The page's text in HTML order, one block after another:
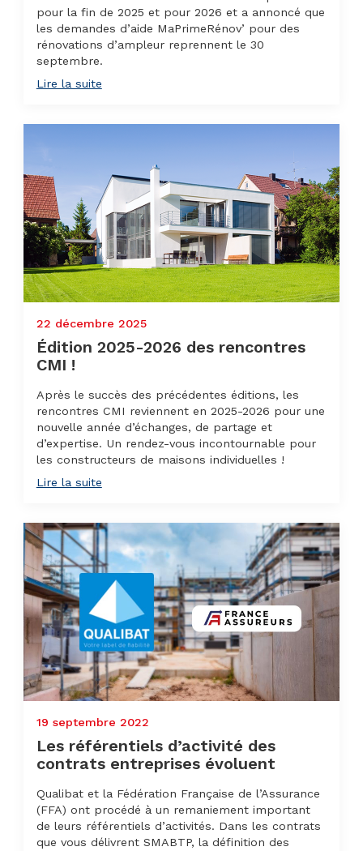
pour la fin de 2025 et pour 2026 et a annoncé que
les demandes d’aide MaPrimeRénov’ pour des
rénovations d’ampleur reprennent le 30
septembre.
Lire la suite
22 décembre 2025
Édition 2025-2026 des rencontres
CMI !
Après le succès des précédentes éditions, les
rencontres CMI reviennent en 2025-2026 pour une
nouvelle année d’échanges, de partage et
d’expertise. Un rendez-vous incontournable pour
les constructeurs de maisons individuelles !
Lire la suite
19 septembre 2022
Les référentiels d’activité des
contrats entreprises évoluent
Qualibat et la Fédération Française de l’Assurance
(FFA) ont procédé à un remaniement important
de leurs référentiels d’activités. Dans les contrats
que vous délivrent SMABTP, la définition des